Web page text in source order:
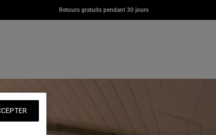
Retours gratuits pendant 30 jours
DAY OFFICE